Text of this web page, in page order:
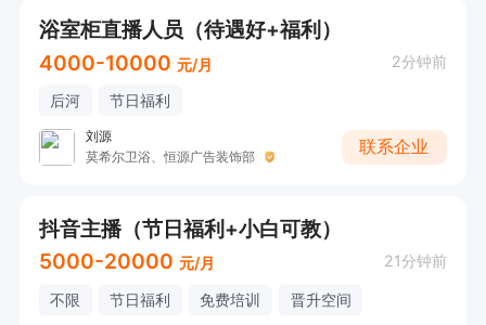
浴室柜直播人员（待遇好+福利）
4000-10000 元/月 2分钟前
后河 节日福利
刘源
莫希尔卫浴、恒源广告装饰部
联系企业
抖音主播（节日福利+小白可教）
5000-20000 元/月 21分钟前
不限 节日福利 免费培训 晋升空间